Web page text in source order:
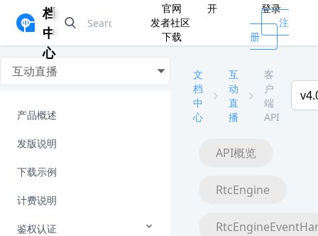
档
中
心
官网
开
发者社区
下载
登录
注
册
互动直播
产品概述
发版说明
下载示例
计费说明
鉴权认证
文
档
中
心
互
动
直
播
客
户
端
API
API概览
RtcEngine